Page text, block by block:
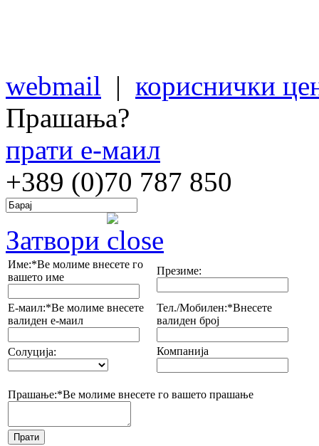
webmail | кориснички
Прашања?
прати е-маил
+389 (0)70 787 850
Затвори
Име:*Ве молиме внесете го
вашето име
Презиме:
Е-маил:*Ве молиме внесете
валиден е-маил
Тел./Мобилен:*Внесете
валиден број
Солуција: Компанија
Прашање:*Ве молиме внесете го вашето прашање